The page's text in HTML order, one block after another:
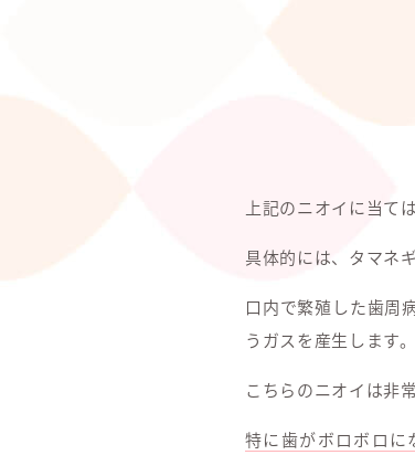
上記のニオイに当て
具体的には、タマネ
口内で繁殖した歯周
うガスを産生します。
こちらのニオイは非
特に歯がボロボロに